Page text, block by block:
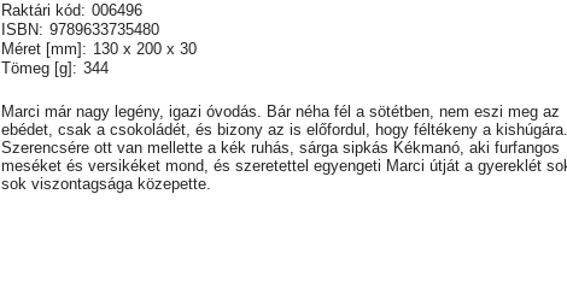
Raktári kód: 006496
ISBN: 9789633735480
Méret [mm]: 130 x 200 x 30
Tömeg [g]: 344
Marci már nagy legény, igazi óvodás. Bár néha fél a sötétben, nem eszi meg az
ebédet, csak a csokoládét, és bizony az is előfordul, hogy féltékeny a kishúgára.
Szerencsére ott van mellette a kék ruhás, sárga sipkás Kékmanó, aki furfangos
meséket és versikéket mond, és szeretettel egyengeti Marci útját a gyereklét
sok viszontagsága közepette.